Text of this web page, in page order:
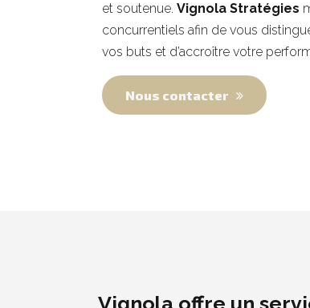
et soutenue. Vignola Stratégies
concurrentiels afin de vous
vos buts et d’accroître votre
Nous contacter